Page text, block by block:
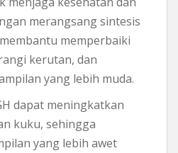
merangsang sintesis
memperbaiki
kerutan, dan
yang lebih muda.
dapat meningkatkan
kuku, sehingga
yang lebih awet